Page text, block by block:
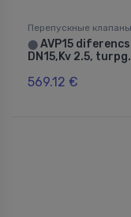
Перепускные клапаны
⬤ AVP15
DN15,Kv 2.5, turpg.
569.12 €